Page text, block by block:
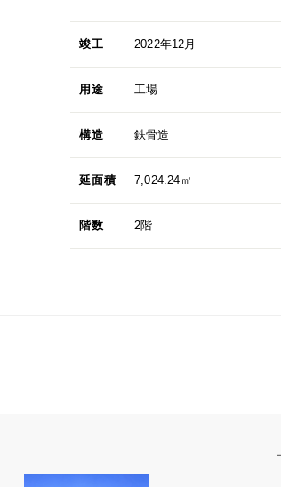
竣工 2022年12月
用途 工場
構造 鉄骨造
延面積 7,024.24㎡
階数 2階